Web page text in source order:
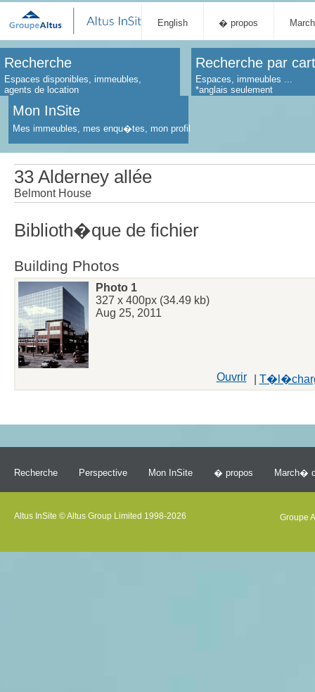
English � propos
Recherche
Espaces disponibles, immeubles,
agents de location
Recherche par
Espaces, immeubles ...
*anglais seulement
Mon InSite
Mes immeubles, mes enqu�tes, mon profil
33 Alderney allée
Belmont House
Biblioth�que de fichier
Building Photos
Photo 1
327 x 400px (34.49 kb)
Aug 25, 2011
Ouvrir
Recherche Perspective Mon InSite � propos March�
Altus InSite © Altus Group Limited 1998-2026 Groupe